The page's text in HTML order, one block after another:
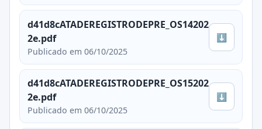
d41d8cATADEREGISTRODEPRE_OS14202
2e.pdf
Publicado em 06/10/2025
⬇
d41d8cATADEREGISTRODEPRE_OS15202
2e.pdf
Publicado em 06/10/2025
⬇